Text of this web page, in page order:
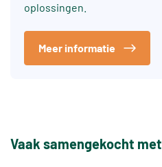
oplossingen.
Meer informatie
Vaak samengekocht met